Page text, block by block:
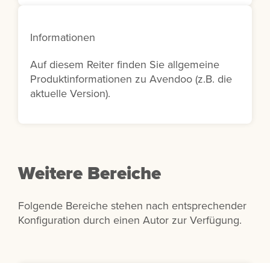
Informationen
Auf diesem Reiter finden Sie allgemeine
Produktinformationen zu Avendoo (z.B. die
aktuelle Version).
Weitere Bereiche
Folgende Bereiche stehen nach entsprechender
Konfiguration durch einen Autor zur Verfügung.